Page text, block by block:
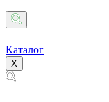
Каталог
X